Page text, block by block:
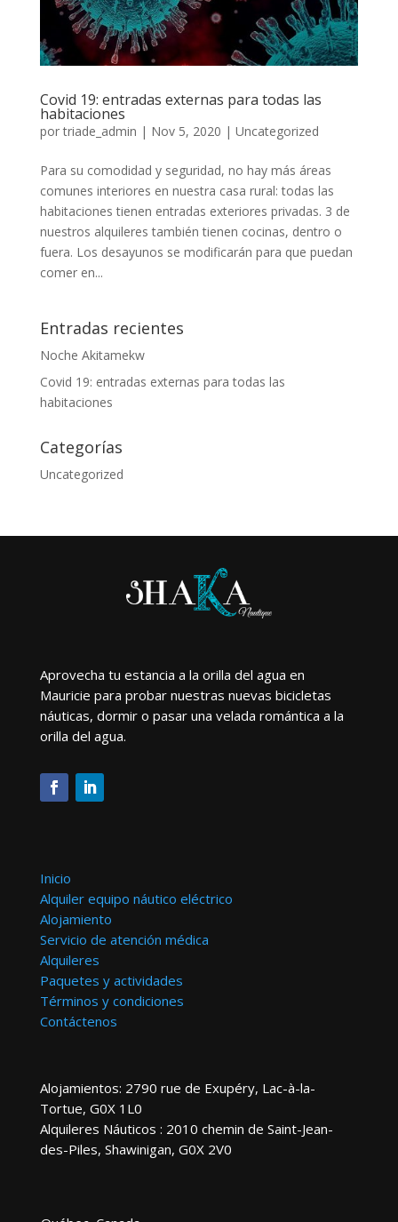
Covid 19: entradas externas para todas las
habitaciones
portriade_admin | Nov 5, 2020 | Uncategorized
Para su comodidad y seguridad, no hay más áreas
comunes interiores en nuestra casa rural: todas las
habitaciones tienen entradas exteriores privadas. 3 de
nuestros alquileres también tienen cocinas, dentro o
fuera. Los desayunos se modificarán para que puedan
comer en...
Entradas recientes
Noche Akitamekw
Covid 19: entradas externas para todas las
habitaciones
Categorías
Uncategorized
Aprovecha tu estancia a la orilla del agua en
Mauricie para probar nuestras nuevas bicicletas
náuticas, dormir o pasar una velada romántica a la
orilla del agua.
Inicio
Alquiler equipo náutico eléctrico
Alojamiento
Servicio de atención médica
Alquileres
Paquetes y actividades
Términos y condiciones
Contáctenos
Alojamientos: 2790 rue de Exupéry, Lac-à-la-
Tortue, G0X 1L0
Alquileres Náuticos : 2010 chemin de Saint-Jean-
des-Piles, Shawinigan, G0X 2V0